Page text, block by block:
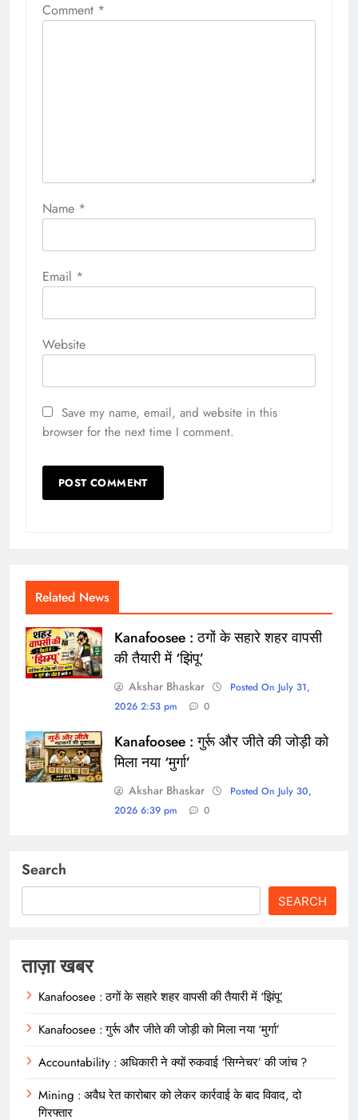
Comment *
Name *
Email *
Website
Save my name, email, and website in this
browser for the next time I comment.
Related News
Kanafoosee : ठगों के सहारे शहर वापसी
की तैयारी में ‘झिंपू’
Akshar Bhaskar
Posted On July 31,
2026 2:53 pm
0
Kanafoosee : गुर्रू और जीते की जोड़ी को
मिला नया ‘मुर्गा’
Akshar Bhaskar
Posted On July 30,
2026 6:39 pm
0
Search
SEARCH
ताज़ा खबर
Kanafoosee : ठगों के सहारे शहर वापसी की तैयारी में ‘झिंपू’
Kanafoosee : गुर्रू और जीते की जोड़ी को मिला नया ‘मुर्गा’
Accountability : अधिकारी ने क्यों रुकवाई ‘सिग्नेचर’ की जांच ?
Mining : अवैध रेत कारोबार को लेकर कार्रवाई के बाद विवाद, दो
गिरफ्तार